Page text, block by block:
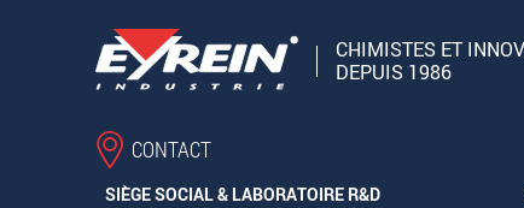
CHIMISTES ET
DEPUIS 1986
CONTACT
SIÈGE SOCIAL & LABORATOIRE R&D